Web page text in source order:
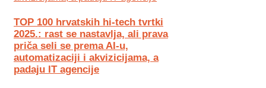
TOP 100 hrvatskih hi-tech tvrtki
2025.: rast se nastavlja, ali prava
priča seli se prema AI-u,
automatizaciji i akvizicijama, a
padaju IT agencije